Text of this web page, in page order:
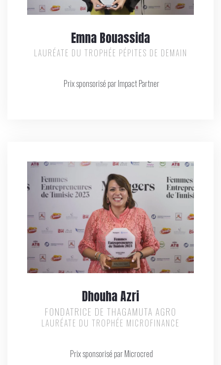
Emna Bouassida
LAURÉATE DU TROPHÉE PÉPITES DE DEMAIN
Prix sponsorisé par Impact Partner
Dhouha Azri
FONDATRICE DE THAGAMUTA AGRO
LAURÉATE DU TROPHÉE MICROFINANCE
Prix sponsorisé par Microcred